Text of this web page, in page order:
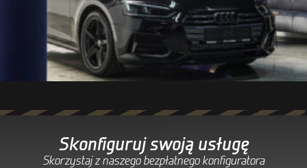
Skonfiguruj swoją usługę
Skorzystaj z naszego bezpłatnego konfiguratora